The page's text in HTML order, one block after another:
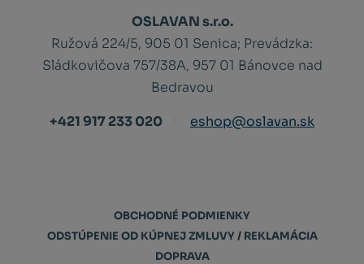
OSLAVAN s.r.o.
Ružová 224/5, 905 01 Senica; Prevádzka:
Sládkovičova 757/38A, 957 01 Bánovce nad
Bedravou
+421 917 233 020
eshop@oslavan.sk
OBCHODNÉ PODMIENKY
ODSTÚPENIE OD KÚPNEJ ZMLUVY / REKLAMÁCIA
DOPRAVA